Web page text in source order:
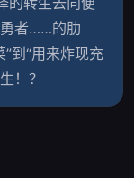
者……的肋
”到“用来炸现充
！？